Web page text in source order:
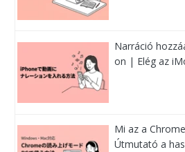
Narráció
on | Elég az
Mi az a
Útmutató a